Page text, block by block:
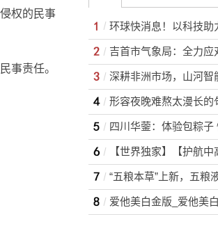
权的民事
事责任。
四川华蓥：体验包粽子
爱他美白金版_爱他美